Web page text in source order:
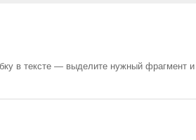
в тексте — выделите нужный фрагмент